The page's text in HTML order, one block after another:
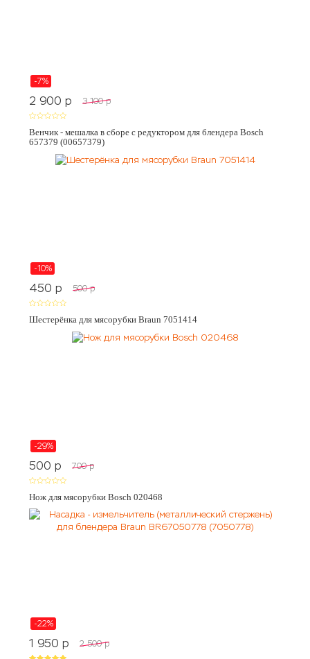
-7%
2 900 p 3 100 p
Венчик - мешалка в сборе с редуктором для блендера Bosch
657379 (00657379)
-10%
450 p 500 p
Шестерёнка для мясорубки Braun 7051414
-29%
500 p 700 p
Нож для мясорубки Bosch 020468
-22%
1 950 p 2 500 p